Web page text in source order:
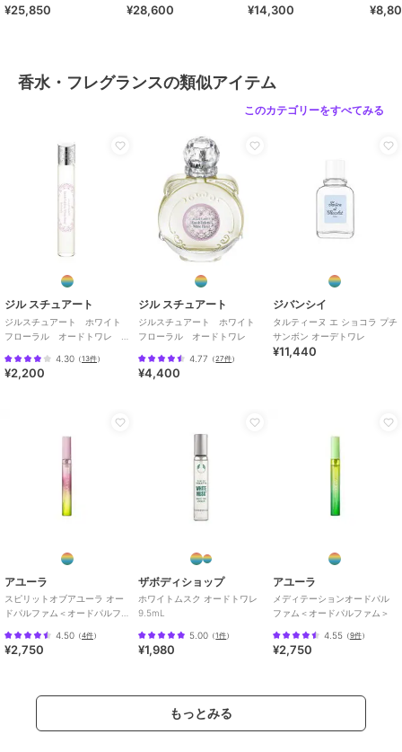
¥25,850 ¥28,600 ¥14,300
香水・フレグランスの類似アイテム
このカテゴリーをすべてみる
ジル スチュアート
ジルスチュアート ホワイト
フローラル オードトワレ
4.30 （13件）
¥2,200
ジル スチュアート
ジルスチュアート ホワイト
フローラル オードトワレ
4.77 （27件）
¥4,400
ジバンシイ
タルティーヌ エ ショコラ プチ
サンボン オーデトワレ
¥11,440
アユーラ
スピリットオブアユーラ オー
ドパルファム＜オードパルフ
4.50 （4件）
¥2,750
ザボディショップ
ホワイトムスク オードトワレ
9.5mL
5.00 （1件）
¥1,980
アユーラ
メディテーションオードパル
ファム＜オードパルファム＞
4.55（9件）
¥2,750
もっとみる